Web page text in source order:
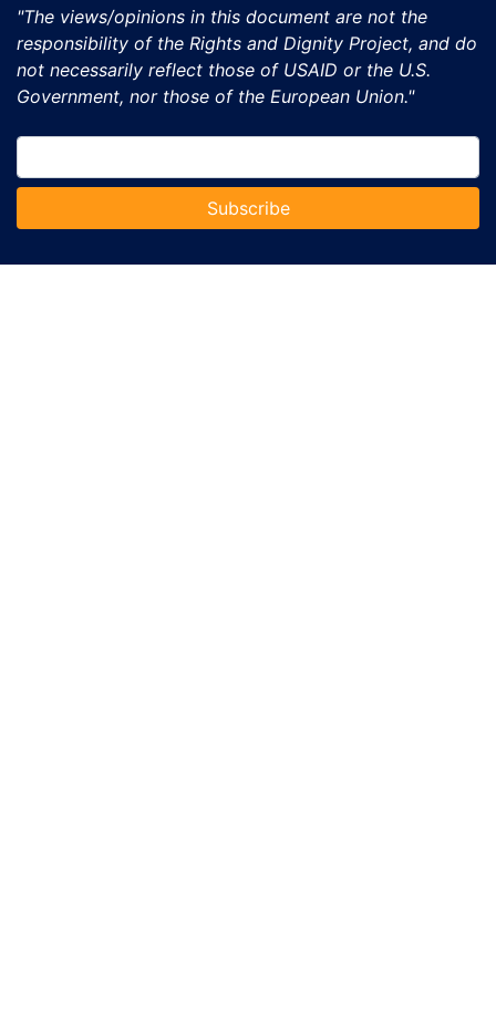
"The views/opinions in this document are not the
responsibility of the Rights and Dignity Project, and do
not necessarily reflect those of USAID or the U.S.
Government, nor those of the European Union."
Subscribe